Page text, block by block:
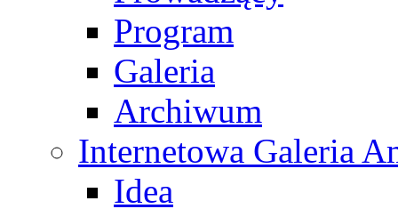
Program
Galeria
Archiwum
Internetowa Galeria
Idea